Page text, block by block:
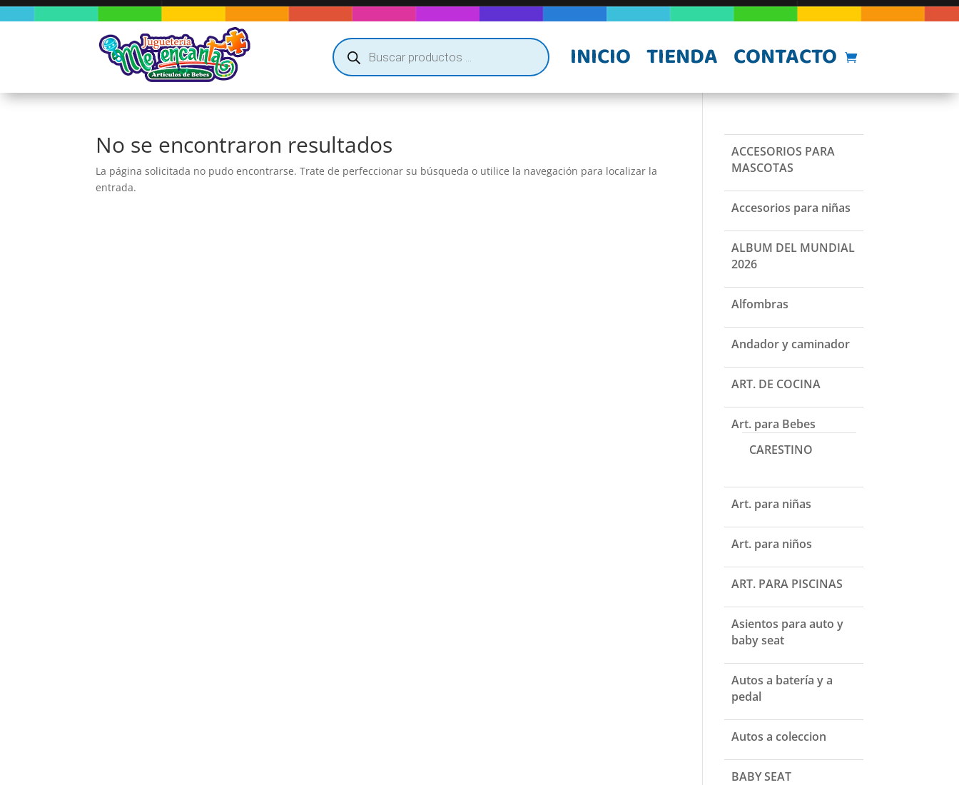
Búsqueda
de
productos INICIO TIENDA CONTACTO
No se encontraron resultados
La página solicitada no pudo encontrarse. Trate de perfeccionar su búsqueda o utilice la navegación para localizar la
entrada.
ACCESORIOS PARA
MASCOTAS
Accesorios para niñas
ALBUM DEL MUNDIAL
2026
Alfombras
Andador y caminador
ART. DE COCINA
Art. para Bebes
CARESTINO
Art. para niñas
Art. para niños
ART. PARA PISCINAS
Asientos para auto y
baby seat
Autos a batería y a
pedal
Autos a coleccion
BABY SEAT